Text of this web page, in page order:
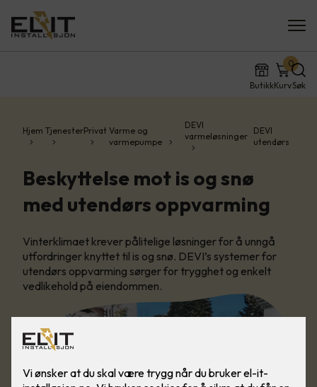
ButikkKurv
0
Søk
Hjem TjenesterPrivat Varme og
varmepumpe
DEVI
varmeløsninger
DEVI
utendørs
Beskyttelse mot is og snø
med utendørs oppvarming
Vinterklimaet krever pålitelige løsninger for å unngå
utfordringer knyttet til is og snø. DEVI’s systemer for
utendørs oppvarming sørger for trygghet og enkelt
vedlikehold på eiendommen.